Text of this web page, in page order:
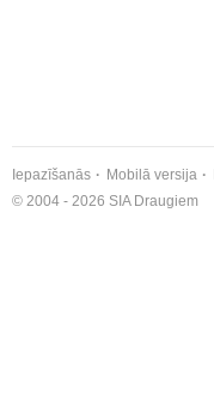
Iepazīšanās Mobilā versija
© 2004 - 2026 SIA Draugiem